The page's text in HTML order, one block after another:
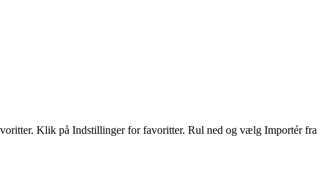
Klik på Indstillinger for favoritter. Rul ned og vælg Importér fra